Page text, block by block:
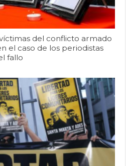
del conflicto armado
el caso de los periodistas
fallo